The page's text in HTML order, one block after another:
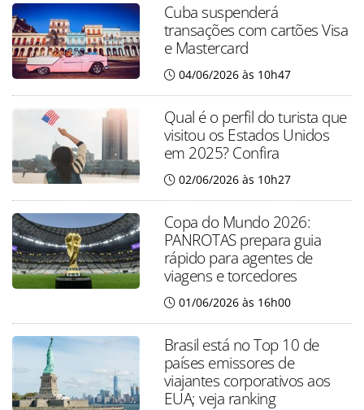
Cuba suspenderá
transações com cartões Visa
e Mastercard
04/06/2026 às 10h47
Qual é o perfil do turista que
visitou os Estados Unidos
em 2025? Confira
02/06/2026 às 10h27
Copa do Mundo 2026:
PANROTAS prepara guia
rápido para agentes de
viagens e torcedores
01/06/2026 às 16h00
Brasil está no Top 10 de
países emissores de
viajantes corporativos aos
EUA; veja ranking